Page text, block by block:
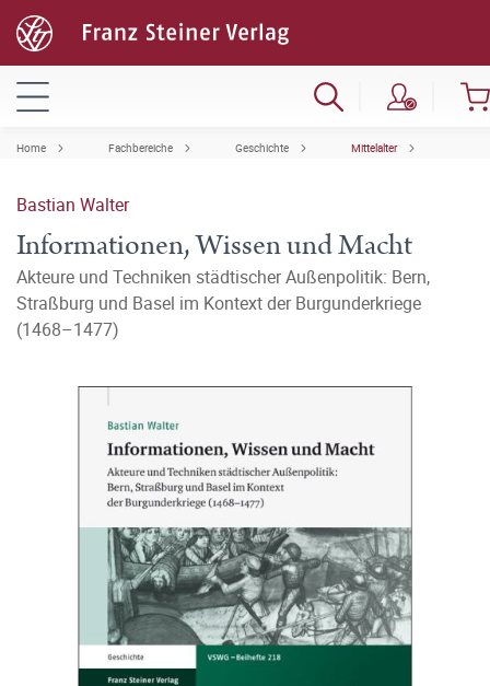
Home Fachbereiche Geschichte Mittelalter
Bastian Walter
Informationen, Wissen und Macht
Akteure und Techniken städtischer Außenpolitik: Bern,
Straßburg und Basel im Kontext der Burgunderkriege
(1468–1477)